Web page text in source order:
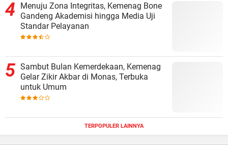
Menuju Zona Integritas, Kemenag Bone
Gandeng Akademisi hingga Media Uji
Standar Pelayanan
Sambut Bulan Kemerdekaan, Kemenag
Gelar Zikir Akbar di Monas, Terbuka
untuk Umum
TERPOPULER LAINNYA